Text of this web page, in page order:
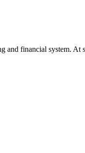
and financial system.